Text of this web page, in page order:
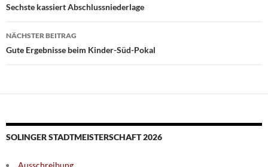
Sechste kassiert Abschlussniederlage
NÄCHSTER BEITRAG
Gute Ergebnisse beim Kinder-Süd-Pokal
SOLINGER STADTMEISTERSCHAFT 2026